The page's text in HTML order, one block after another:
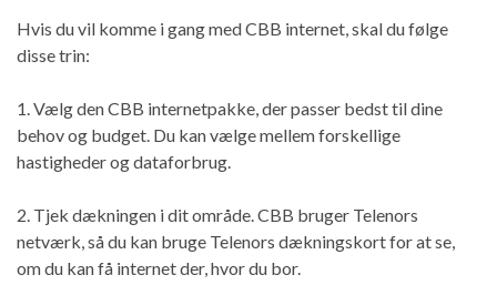
Hvis du vil komme i gang med CBB internet, skal du følge
disse trin:
1. Vælg den CBB internetpakke, der passer bedst til dine
behov og budget. Du kan vælge mellem forskellige
hastigheder og dataforbrug.
2. Tjek dækningen i dit område. CBB bruger Telenors
netværk, så du kan bruge Telenors dækningskort for at se,
om du kan få internet der, hvor du bor.